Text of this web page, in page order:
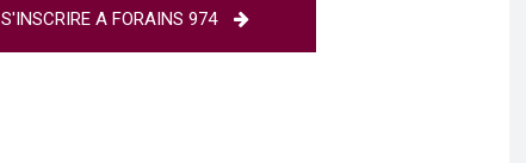
S'INSCRIRE A FORAINS 974